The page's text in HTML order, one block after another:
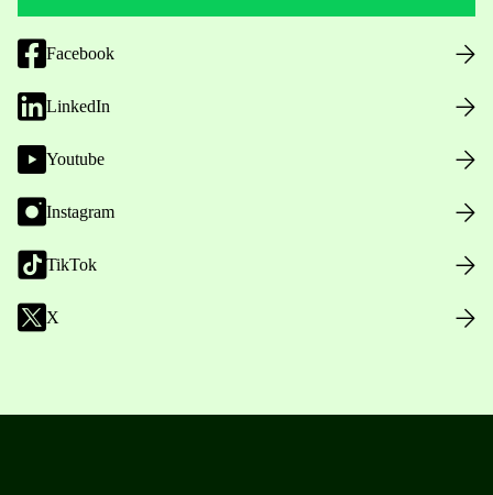
Facebook
LinkedIn
Youtube
Instagram
TikTok
X